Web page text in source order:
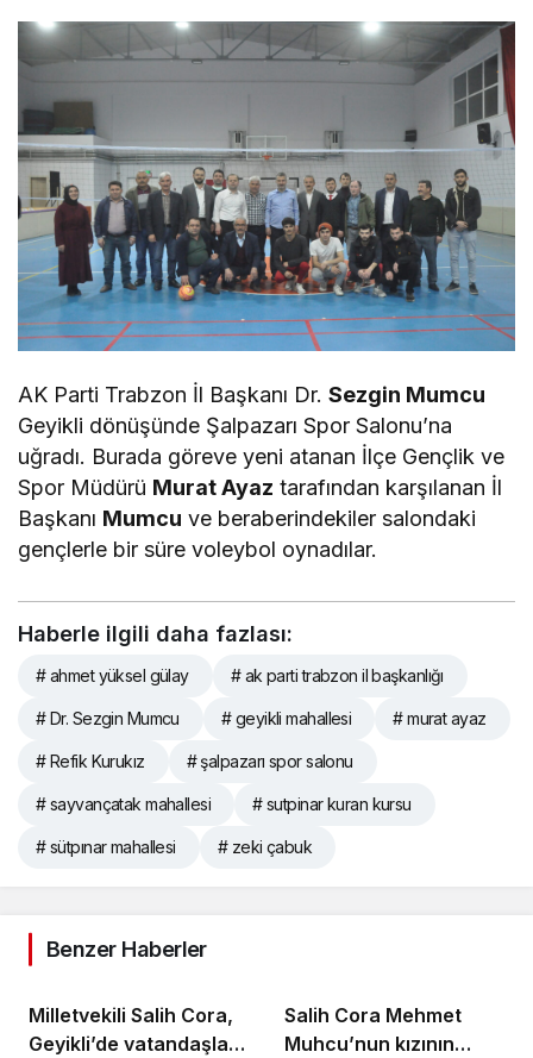
AK Parti Trabzon İl Başkanı Dr.Sezgin Mumcu
Geyikli dönüşünde Şalpazarı Spor Salonu’na
uğradı. Burada göreve yeni atanan İlçe Gençlik ve
Spor Müdürü Murat Ayaz tarafından karşılanan İl
Başkanı Mumcu ve beraberindekiler salondaki
gençlerle bir süre voleybol oynadılar.
Haberle ilgili daha fazlası:
# ahmet yüksel gülay # ak parti trabzon il başkanlığı
# Dr. Sezgin Mumcu # geyikli mahallesi # murat ayaz
# Refik Kurukız # şalpazarı spor salonu
# sayvançatak mahallesi # sutpinar kuran kursu
# sütpınar mahallesi # zeki çabuk
Benzer Haberler
Milletvekili Salih Cora,
Geyikli’de vatandaşlara
Salih Cora Mehmet
Muhcu’nun kızının